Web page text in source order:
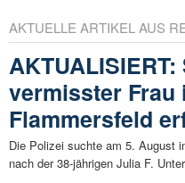
AKTUELLE ARTIKEL AUS
vermisster Frau
Flammersfeld
Die Polizei suchte am 5. August
nach der 38-jährigen Julia F.